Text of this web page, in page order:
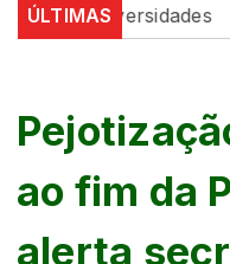
ÚLTIMAS
universidades Na
ao fim da
alerta